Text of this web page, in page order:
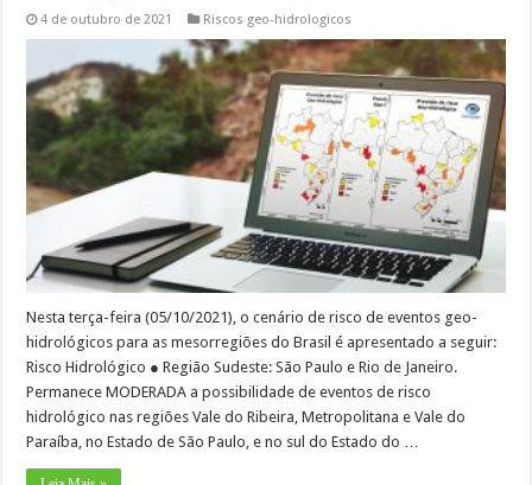
4 de outubro de 2021 Riscos geo-hidrologicos
Nesta terça-feira (05/10/2021), o cenário de risco de eventos geo-
hidrológicos para as mesorregiões do Brasil é apresentado a seguir:
Risco Hidrológico ● Região Sudeste: São Paulo e Rio de Janeiro.
Permanece MODERADA a possibilidade de eventos de risco
hidrológico nas regiões Vale do Ribeira, Metropolitana e Vale do
Paraíba, no Estado de São Paulo, e no sul do Estado do …